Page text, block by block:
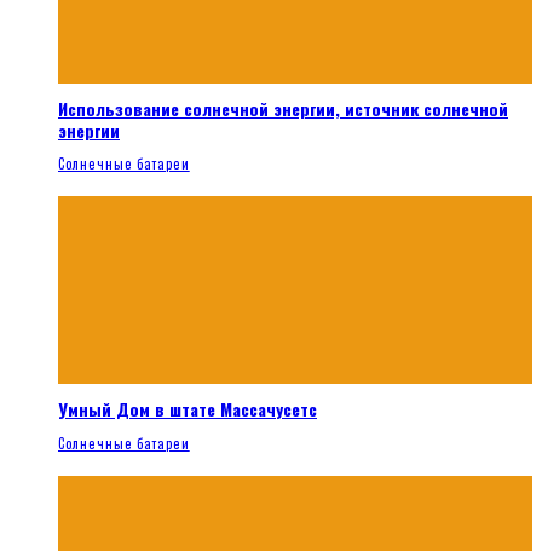
Использование солнечной энергии, источник солнечной
энергии
Солнечные батареи
Умный Дом в штате Массачусетс
Солнечные батареи